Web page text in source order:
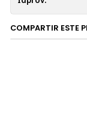
Textura
COMPARTIR ESTE